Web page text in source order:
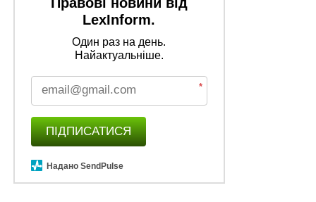
LexInform.
Один раз на день.
Найактуальніше.
*
ПІДПИСАТИСЯ
Надано SendPulse